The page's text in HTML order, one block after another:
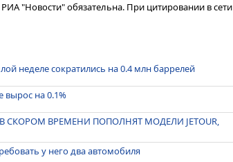
"Новости" обязательна. При цитировании в сети
неделе сократились на 0.4 млн баррелей
на 0.1%
ВРЕМЕНИ ПОПОЛНЯТ МОДЕЛИ JETOUR,
у него два автомобиля